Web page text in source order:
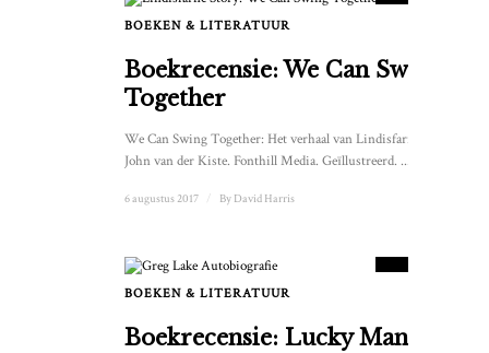
BOEKEN & LITERATUUR
Boekrecensie: We Can Swing
Together
We Can Swing Together: Het verhaal van Lindisfarne door
John van der Kiste. Fonthill Media. Geïllustreerd. ...
6 augustus 2017 By David Harris
SCORE
BOEKEN & LITERATUUR
Boekrecensie: Lucky Man